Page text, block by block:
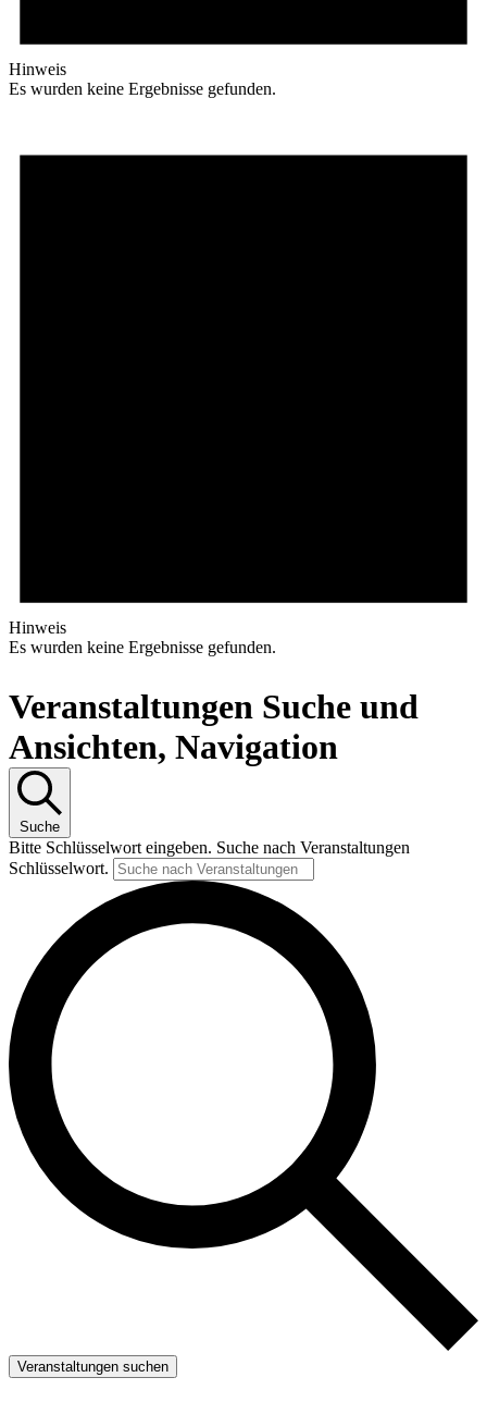
Hinweis
Es wurden keine Ergebnisse gefunden.
Hinweis
Es wurden keine Ergebnisse gefunden.
Veranstaltungen Suche und
Ansichten, Navigation
Suche
Bitte Schlüsselwort eingeben. Suche nach Veranstaltungen
Schlüsselwort.
Veranstaltungen suchen